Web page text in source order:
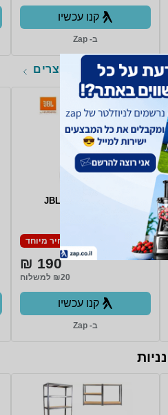
קנו עכשיו
ב- Zap
לכל המוצרים
מחיר מיוחד
190 ₪
₪20 למשלוח
קנו עכשיו
ב- Zap